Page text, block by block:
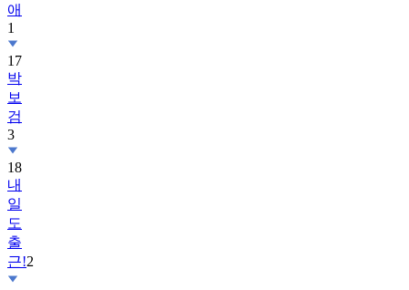
애
1
17
박
보
검
3
18
내
일
도
출
근!2